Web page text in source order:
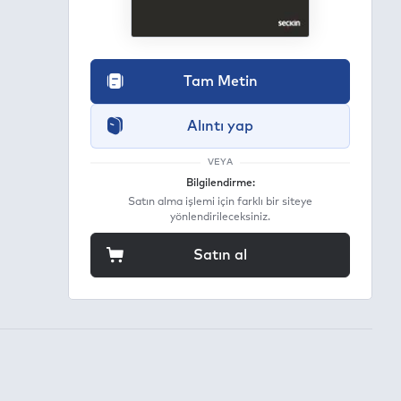
Tam Metin
Alıntı yap
VEYA
Bilgilendirme:
Satın alma işlemi için farklı bir siteye
yönlendirileceksiniz.
Satın al